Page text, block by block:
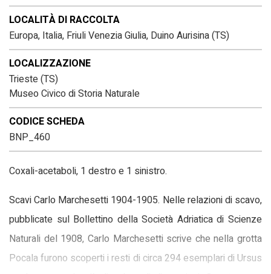
LOCALITÀ DI RACCOLTA
Europa, Italia, Friuli Venezia Giulia, Duino Aurisina (TS)
LOCALIZZAZIONE
Trieste (TS)
Museo Civico di Storia Naturale
CODICE SCHEDA
BNP_460
Coxali-acetaboli, 1 destro e 1 sinistro.
Scavi Carlo Marchesetti 1904-1905. Nelle relazioni di scavo,
pubblicate sul Bollettino della Società Adriatica di Scienze
Naturali del 1908, Carlo Marchesetti scrive che nella grotta
Pocala furono scoperti i resti di circa 294 esemplari di Ursus